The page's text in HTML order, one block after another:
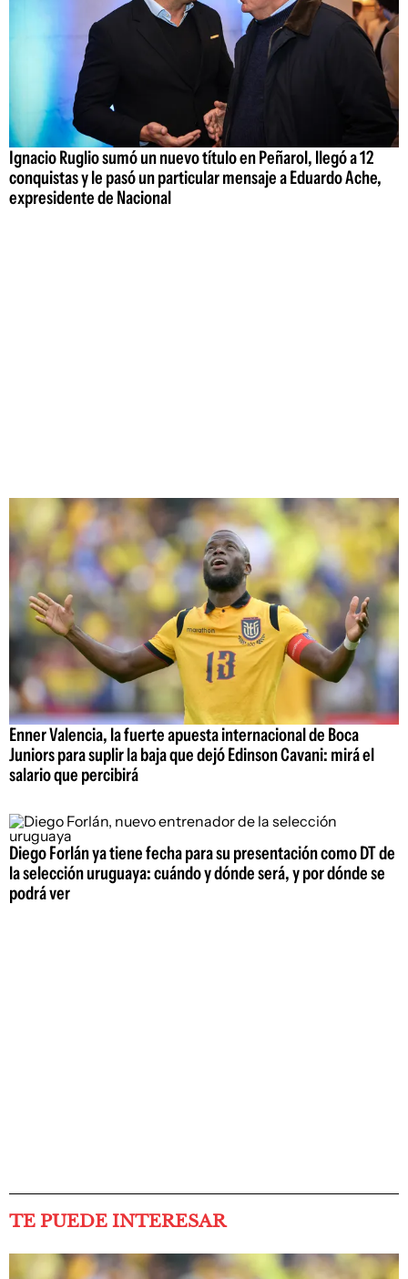
Ignacio Ruglio sumó un nuevo título en Peñarol, llegó a 12
conquistas y le pasó un particular mensaje a Eduardo Ache,
expresidente de Nacional
Enner Valencia, la fuerte apuesta internacional de Boca
Juniors para suplir la baja que dejó Edinson Cavani: mirá el
salario que percibirá
Diego Forlán ya tiene fecha para su presentación como DT de
la selección uruguaya: cuándo y dónde será, y por dónde se
podrá ver
TE PUEDE INTERESAR